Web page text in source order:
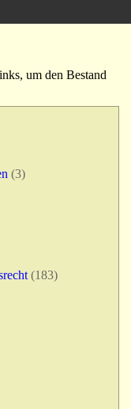
um den Bestand
(3)
(183)